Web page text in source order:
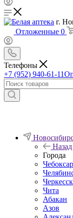
г.
Отложенные 0
Телефоны
+7 (952) 940-61-11
Назад
Города
Черкесск
Чита
Абакан
Азов